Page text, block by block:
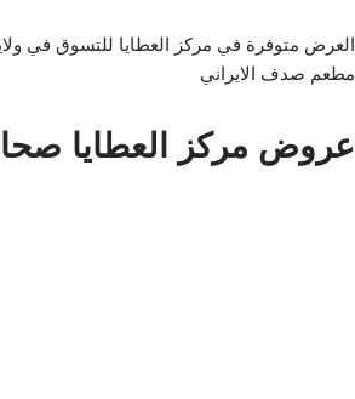
العرض متوفرة في مركز العطايا للتسوق في
مطعم صدف الايراني
عروض مركز العطايا